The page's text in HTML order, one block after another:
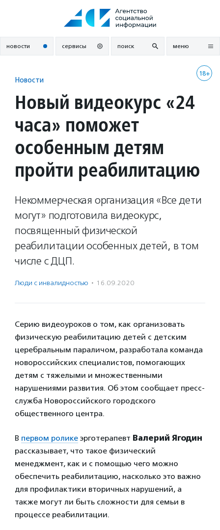
новости сервисы поиск меню
18+
Новости
Новый видеокурс «24
часа» поможет
особенным детям
пройти реабилитацию
Некоммерческая организация «Все дети
могут» подготовила видеокурс,
посвященный физической
реабилитации особенных детей, в том
числе с ДЦП.
Люди с инвалидностью · 16.09.2020
Серию видеоуроков о том, как организовать
физическую реабилитацию детей с детским
церебральным параличом, разработала команда
новороссийских специалистов, помогающих
детям с тяжелыми и множественными
нарушениями развития. Об этом сообщает пресс-
служба Новороссийского городского
общественного центра.
В первом ролике эрготерапевт Валерий Ягодин
рассказывает, что такое физический
менеджмент, как и с помощью чего можно
обеспечить реабилитацию, насколько это важно
для профилактики вторичных нарушений, а
также могут ли быть сложности для семьи в
процессе реабилитации.